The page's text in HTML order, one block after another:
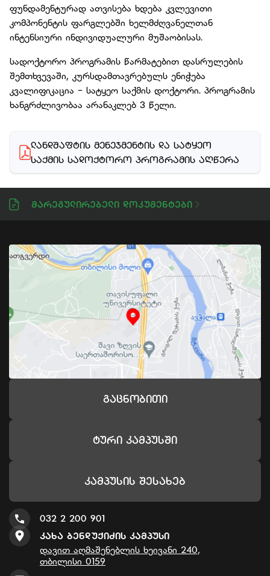
ფუნდამენტურად ათვისება ხდება კვლევითი
კომპონენტის ფარგლებში ხელმძღვანელთან
ინტენსიური ინდივიდუალური მუშაობისას.
სადოქტორო პროგრამის წარმატებით დასრულების
შემთხვევაში, კურსდამთავრებულს ენიჭება
კვალიფიკაცია - სატყეო საქმის დოქტორი. პროგრამის
ხანგრძლივობაა არანაკლებ 3 წელი.
ᲚᲐᲜᲓᲨᲐᲤᲢᲘᲡ ᲛᲔᲜᲔᲯᲛᲔᲜᲢᲘᲡ ᲓᲐ ᲡᲐᲢᲧᲔᲝ
ᲡᲐᲥᲛᲘᲡ ᲡᲐᲓᲝᲥᲢᲝᲠᲝ ᲞᲠᲝᲒᲠᲐᲛᲘᲡ ᲐᲦᲬᲔᲠᲐ
Მარეგულირებელი Დოკუმენტები
Გაცნობითი
Ტური Კამპუსში
Კამპუსის Შესახებ
032 2 200 901
Კახა Ბენდუქიძის Კამპუსი
დავით აღმაშენებლის ხეივანი 240,
თბილისი 0159